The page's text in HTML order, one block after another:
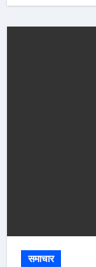
समाचार